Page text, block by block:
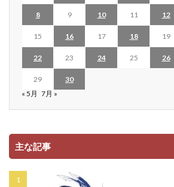
8 9 10 11 12
15 16 17 18 19
22 23 24 25 26
29
30
« 5月 7月 »
主な記事